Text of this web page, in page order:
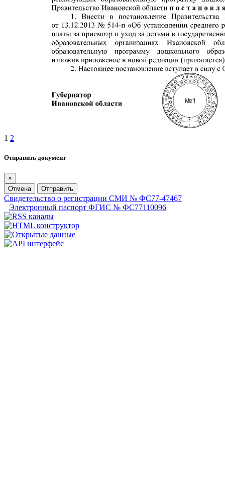
1 2
Отправить документ
×
Отмена
Отправить
Свидетельство о регистрации СМИ № ФС77-47467
Электронный паспорт ФГИС № ФС77110096